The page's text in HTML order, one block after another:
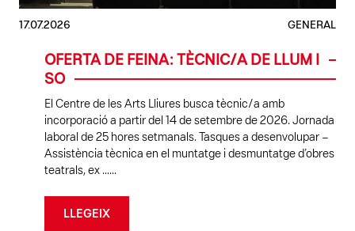
17.07.2026 GENERAL
OFERTA DE FEINA: TÈCNIC/A DE LLUM I
SO
El Centre de les Arts Lliures busca tècnic/a amb
incorporació a partir del 14 de setembre de 2026. Jornada
laboral de 25 hores setmanals. Tasques a desenvolupar –
Assistència tècnica en el muntatge i desmuntatge d’obres
teatrals, ex ......
LLEGEIX